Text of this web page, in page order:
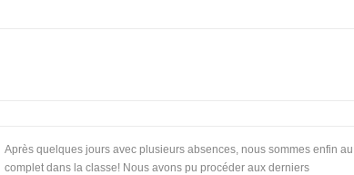
Après quelques jours avec plusieurs absences, nous sommes enfin au
complet dans la classe! Nous avons pu procéder aux derniers